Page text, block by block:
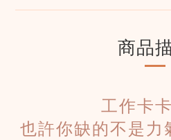
商品
工作卡
也許你缺的不是力